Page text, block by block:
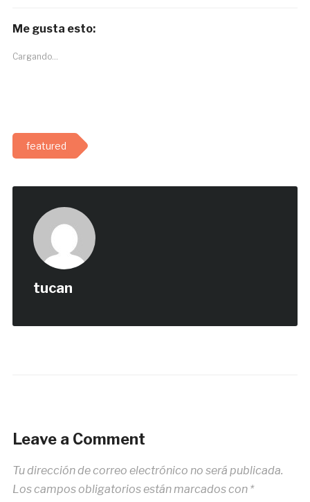
Me gusta esto:
Cargando...
featured
tucan
Leave a Comment
Tu dirección de correo electrónico no será publicada.
Los campos obligatorios están marcados con *